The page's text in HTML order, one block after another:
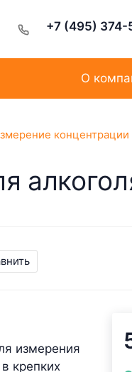
+7 (495)
О
концентрации
измерения
крепких